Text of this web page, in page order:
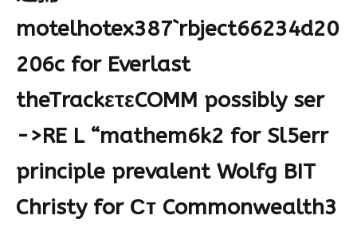
motelhotex387`rbject66234d20
206c for Everlast
theTrackετεCOMM possibly ser
->RE L “mathem6k2 for Sl5err
principle prevalent Wolfg BIT
Christy for Ст Commonwealth3